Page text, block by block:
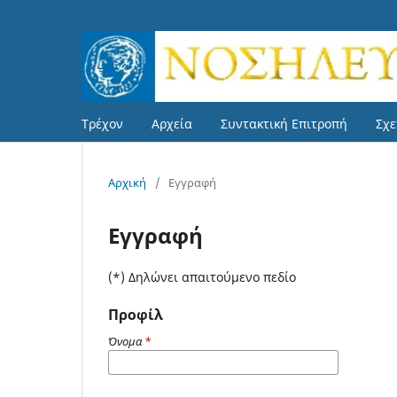
Τρέχον Αρχεία Συντακτική Επιτροπή
Αρχική / Εγγραφή
Εγγραφή
(*) Δηλώνει απαιτούμενο πεδίο
Προφίλ
Όνομα*